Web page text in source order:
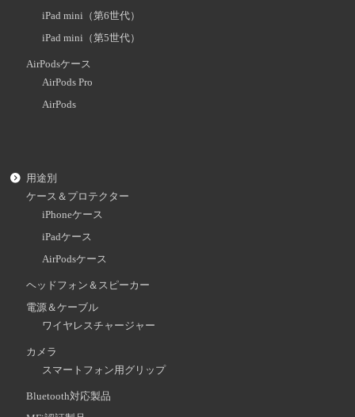
iPad mini（第6世代）
iPad mini（第5世代）
AirPodsケース
AirPods Pro
AirPods
用途別
ケース＆プロテクター
iPhoneケース
iPadケース
AirPodsケース
ヘッドフォン＆スピーカー
電源＆ケーブル
ワイヤレスチャージャー
カメラ
スマートフォン用グリップ
Bluetooth対応製品